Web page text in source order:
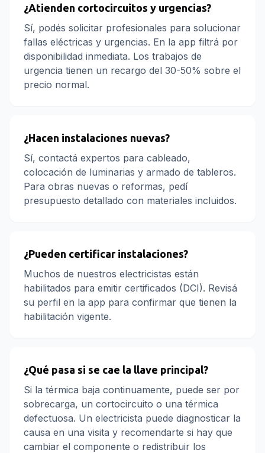
¿Atienden cortocircuitos y urgencias?
Sí, podés solicitar profesionales para solucionar
fallas eléctricas y urgencias. En la app filtrá por
disponibilidad inmediata. Los trabajos de
urgencia tienen un recargo del 30-50% sobre el
precio normal.
¿Hacen instalaciones nuevas?
Sí, contactá expertos para cableado,
colocación de luminarias y armado de tableros.
Para obras nuevas o reformas, pedí
presupuesto detallado con materiales incluidos.
¿Pueden certificar instalaciones?
Muchos de nuestros electricistas están
habilitados para emitir certificados (DCI). Revisá
su perfil en la app para confirmar que tienen la
habilitación vigente.
¿Qué pasa si se cae la llave principal?
Si la térmica baja continuamente, puede ser por
sobrecarga, un cortocircuito o una térmica
defectuosa. Un electricista puede diagnosticar la
causa en una visita y recomendarte si hay que
cambiar el componente o redistribuir los